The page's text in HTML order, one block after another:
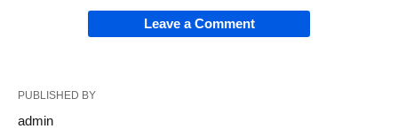
Leave a Comment
PUBLISHED BY
admin